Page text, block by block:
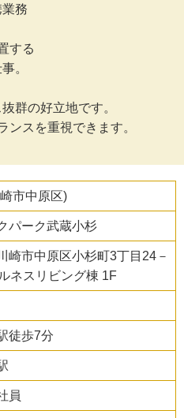
務
する
。
群の好立地です。
ンスを重視できます。
市中原区)
パーク武蔵小杉
崎市中原区小杉町3丁目24－
ネスリビング棟 1F
徒歩7分
員